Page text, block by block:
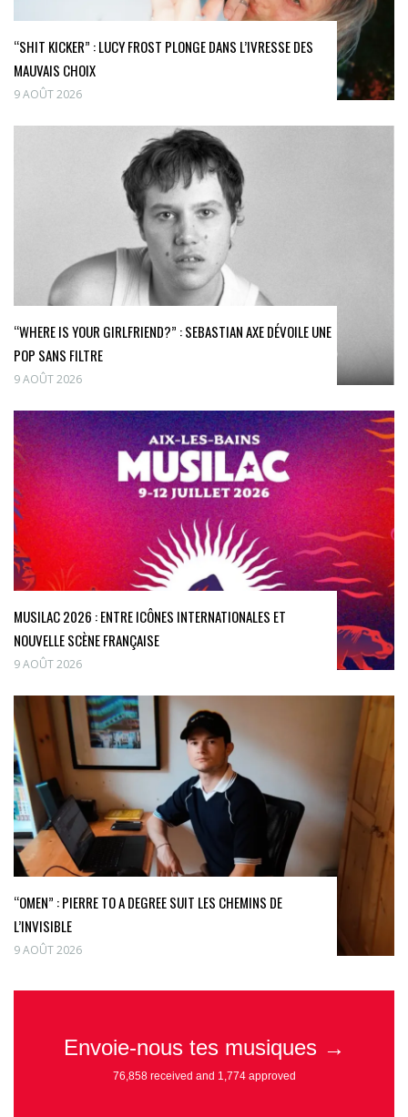
“SHIT KICKER” : LUCY FROST PLONGE DANS L’IVRESSE DES
MAUVAIS CHOIX
9 AOÛT 2026
“WHERE IS YOUR GIRLFRIEND?” : SEBASTIAN AXE DÉVOILE UNE
POP SANS FILTRE
9 AOÛT 2026
MUSILAC 2026 : ENTRE ICÔNES INTERNATIONALES ET
NOUVELLE SCÈNE FRANÇAISE
9 AOÛT 2026
“OMEN” : PIERRE TO A DEGREE SUIT LES CHEMINS DE
L’INVISIBLE
9 AOÛT 2026